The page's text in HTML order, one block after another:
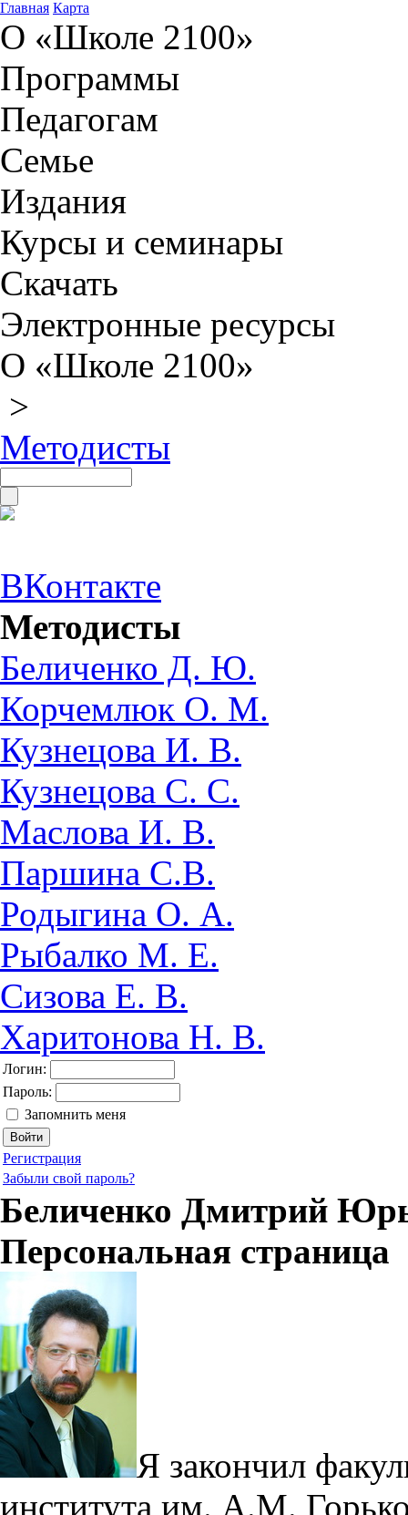
Главная Карта
О «Школе 2100»
Программы
Педагогам
Семье
Издания
Курсы и семинары
Скачать
Электронные ресурсы
О «Школе 2100»
>
Методисты
ВКонтакте
Методисты
Беличенко Д. Ю.
Корчемлюк О. М.
Кузнецова И. В.
Кузнецова С. С.
Маслова И. В.
Паршина С.В.
Родыгина О. А.
Рыбалко М. Е.
Сизова Е. В.
Харитонова Н. В.
Логин:
Пароль:
Запомнить меня
Регистрация
Забыли свой пароль?
Беличенко Дмитрий
Персональная страница
Я закончил
института им. А.М.